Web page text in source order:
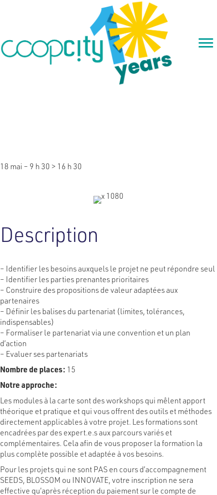
18 mai – 9 h 30 > 16 h 30
Description
– Identifier les besoins auxquels le projet ne peut répondre seul
– Identifier les parties prenantes prioritaires
– Construire des propositions de valeur adaptées aux
partenaires
– Définir les balises du partenariat (limites, tolérances,
indispensables)
– Formaliser le partenariat via une convention et un plan
d’action
– Evaluer ses partenariats
Nombre de places: 15
Notre approche:
Les modules à la carte sont des workshops qui mêlent apport
théorique et pratique et qui vous offrent des outils et méthodes
directement applicables à votre projet. Les formations sont
encadrées par des expert.e.s aux parcours variés et
complémentaires. Cela afin de vous proposer la formation la
plus complète possible et adaptée à vos besoins.
Pour les projets qui ne sont PAS en cours d’accompagnement
SEEDS, BLOSSOM ou INNOVATE, votre inscription ne sera
effective qu’après réception du paiement sur le compte de